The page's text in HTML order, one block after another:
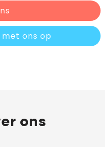
ons op
ons